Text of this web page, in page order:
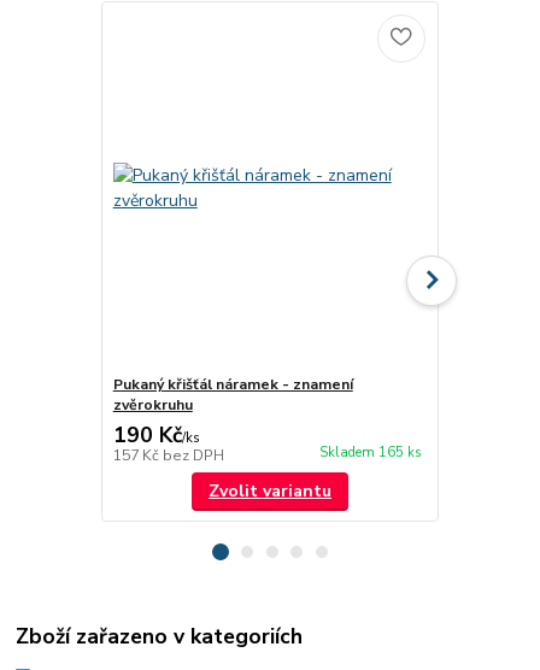
Pukaný křišťál náramek - znamení
zvěrokruhu
190 Kč/ks
157 Kč bez DPH Skladem 165 ks
Zvolit variantu
Zboží zařazeno v kategoriích